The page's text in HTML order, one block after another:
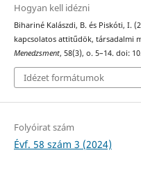
Hogyan kell idézni
Bihariné Kalászdi, B. és Piskóti, I.
kapcsolatos attitűdök, társadalmi
Menedzsment, 58(3), o. 5–14. doi:
Idézet formátumok
Folyóirat szám
Évf. 58 szám 3 (2024)